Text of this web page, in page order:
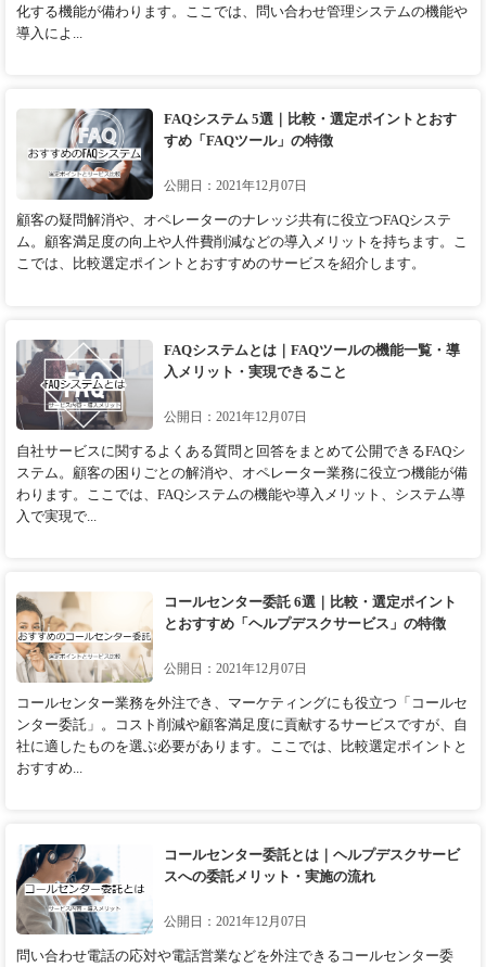
化する機能が備わります。ここでは、問い合わせ管理システムの機能や
導入によ...
FAQシステム 5選｜比較・選定ポイントとおす
すめ「FAQツール」の特徴
公開日：2021年12月07日
顧客の疑問解消や、オペレーターのナレッジ共有に役立つFAQシステ
ム。顧客満足度の向上や人件費削減などの導入メリットを持ちます。こ
こでは、比較選定ポイントとおすすめのサービスを紹介します。
FAQシステムとは｜FAQツールの機能一覧・導
入メリット・実現できること
公開日：2021年12月07日
自社サービスに関するよくある質問と回答をまとめて公開できるFAQシ
ステム。顧客の困りごとの解消や、オペレーター業務に役立つ機能が備
わります。ここでは、FAQシステムの機能や導入メリット、システム導
入で実現で...
コールセンター委託 6選｜比較・選定ポイント
とおすすめ「ヘルプデスクサービス」の特徴
公開日：2021年12月07日
コールセンター業務を外注でき、マーケティングにも役立つ「コールセ
ンター委託」。コスト削減や顧客満足度に貢献するサービスですが、自
社に適したものを選ぶ必要があります。ここでは、比較選定ポイントと
おすすめ...
コールセンター委託とは｜ヘルプデスクサービ
スへの委託メリット・実施の流れ
公開日：2021年12月07日
問い合わせ電話の応対や電話営業などを外注できるコールセンター委